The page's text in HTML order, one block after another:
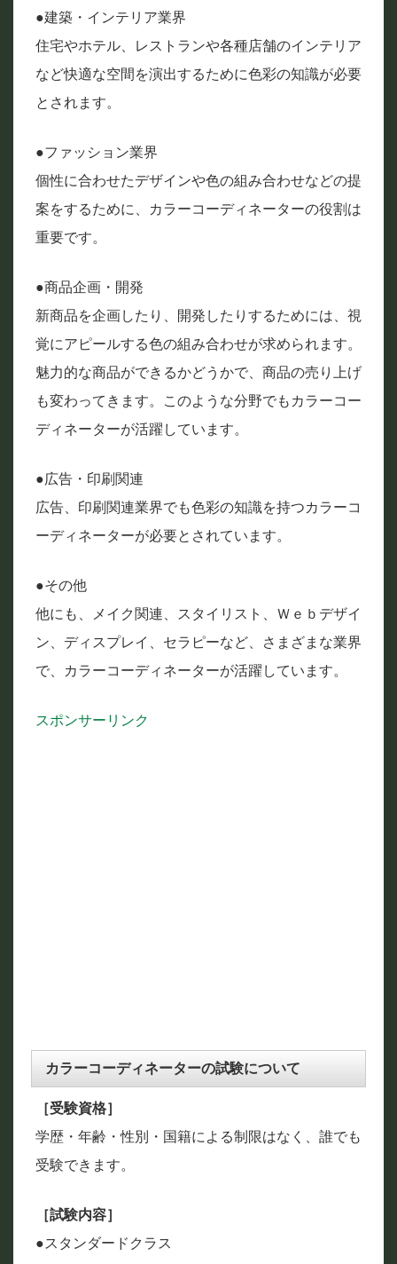
●建築・インテリア業界
住宅やホテル、レストランや各種店舗のインテリア
など快適な空間を演出するために色彩の知識が必要
とされます。
●ファッション業界
個性に合わせたデザインや色の組み合わせなどの提
案をするために、カラーコーディネーターの役割は
重要です。
●商品企画・開発
新商品を企画したり、開発したりするためには、視
覚にアピールする色の組み合わせが求められます。
魅力的な商品ができるかどうかで、商品の売り上げ
も変わってきます。このような分野でもカラーコー
ディネーターが活躍しています。
●広告・印刷関連
広告、印刷関連業界でも色彩の知識を持つカラーコ
ーディネーターが必要とされています。
●その他
他にも、メイク関連、スタイリスト、Ｗｅｂデザイ
ン、ディスプレイ、セラピーなど、さまざまな業界
で、カラーコーディネーターが活躍しています。
スポンサーリンク
カラーコーディネーターの試験について
［受験資格］
学歴・年齢・性別・国籍による制限はなく、誰でも
受験できます。
［試験内容］
●スタンダードクラス